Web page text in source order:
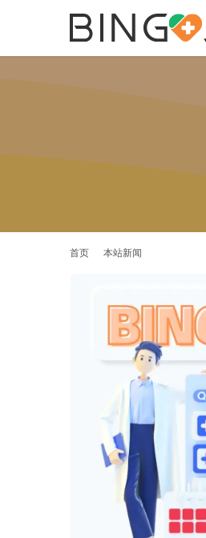
首页 本站新闻